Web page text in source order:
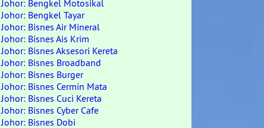
Johor: Bengkel Motosikal
Johor: Bengkel Tayar
Johor: Bisnes Air Mineral
Johor: Bisnes Ais Krim
Johor: Bisnes Aksesori Kereta
Johor: Bisnes Broadband
Johor: Bisnes Burger
Johor: Bisnes Cermin Mata
Johor: Bisnes Cuci Kereta
Johor: Bisnes Cyber Cafe
Johor: Bisnes Dobi